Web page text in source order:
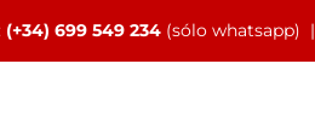
(+34) 699 549 234 (sólo whatsapp) |